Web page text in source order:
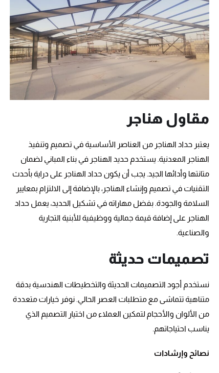
مقاول هناجر
يعتبر حداد الهناجر من العناصر الأساسية في تصميم وتنفيذ
الهناجر المعدنية. يستخدم حديد الهناجر في بناء المباني لضمان
متانتها وأدائها الجيد. يجب أن يكون حداد الهناجر على دراية بأحدث
التقنيات في تصميم وإنشاء الهناجر، بالإضافة إلى الالتزام بمعايير
السلامة والجودة. بفضل مهاراته في تشكيل الحديد، يعمل حداد
الهناجر على إضافة قيمة جمالية ووظيفية للأبنية التجارية
والصناعية.
تصميمات حديثة
نستخدم أجود التصميمات الحديثة والتخطيطات الهندسية بدقة
متناهية تتماشى مع متطلبات العصر الحالي. نوفر خيارات متعددة
من الألوان والأحجام لتمكين العملاء من اختيار التصميم الذي
يناسب احتياجاتهم.
نصائح وإرشادات